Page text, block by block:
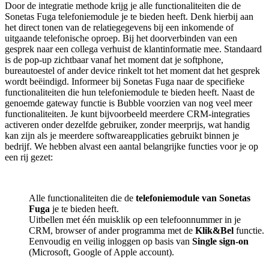
Door de integratie methode krijg je alle functionaliteiten die de
Sonetas Fuga telefoniemodule je te bieden heeft. Denk hierbij aan
het direct tonen van de relatiegegevens bij een inkomende of
uitgaande telefonische oproep. Bij het doorverbinden van een
gesprek naar een collega verhuist de klantinformatie mee. Standaard
is de pop-up zichtbaar vanaf het moment dat je softphone,
bureautoestel of ander device rinkelt tot het moment dat het gesprek
wordt beëindigd. Informeer bij Sonetas Fuga naar de specifieke
functionaliteiten die hun telefoniemodule te bieden heeft. Naast de
genoemde gateway functie is Bubble voorzien van nog veel meer
functionaliteiten. Je kunt bijvoorbeeld meerdere CRM-integraties
activeren onder dezelfde gebruiker, zonder meerprijs, wat handig
kan zijn als je meerdere softwareapplicaties gebruikt binnen je
bedrijf. We hebben alvast een aantal belangrijke functies voor je op
een rij gezet:
Alle functionaliteiten die de telefoniemodule van Sonetas
Fuga je te bieden heeft.
Uitbellen met één muisklik op een telefoonnummer in je
CRM, browser of ander programma met de Klik&Bel functie.
Eenvoudig en veilig inloggen op basis van Single sign-on
(Microsoft, Google of Apple account).